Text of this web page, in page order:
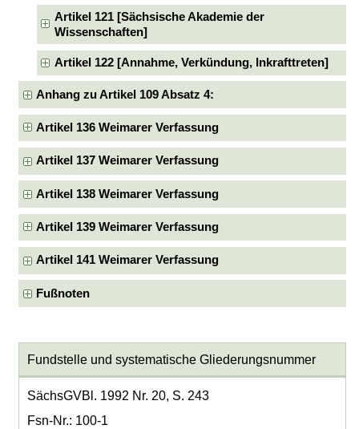
Artikel 121 [Sächsische Akademie der
Wissenschaften]
Artikel 122 [Annahme, Verkündung, Inkrafttreten]
Anhang zu Artikel 109 Absatz 4:
Artikel 136 Weimarer Verfassung
Artikel 137 Weimarer Verfassung
Artikel 138 Weimarer Verfassung
Artikel 139 Weimarer Verfassung
Artikel 141 Weimarer Verfassung
Fußnoten
Fundstelle und systematische Gliederungsnummer
SächsGVBl. 1992 Nr. 20, S. 243
Fsn-Nr.: 100-1